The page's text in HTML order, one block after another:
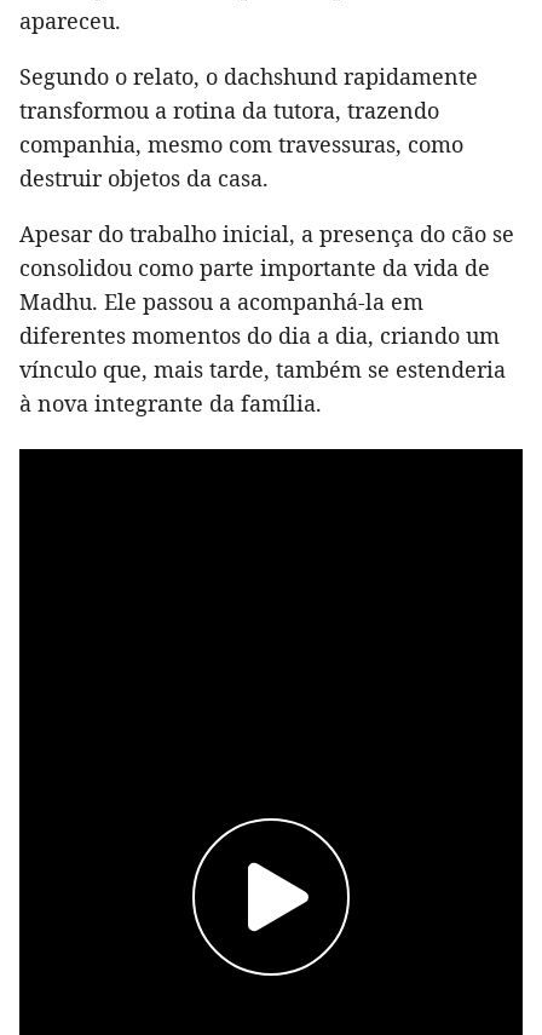
apareceu.
Segundo o relato, o dachshund rapidamente
transformou a rotina da tutora, trazendo
companhia, mesmo com travessuras, como
destruir objetos da casa.
Apesar do trabalho inicial, a presença do cão se
consolidou como parte importante da vida de
Madhu. Ele passou a acompanhá-la em
diferentes momentos do dia a dia, criando um
vínculo que, mais tarde, também se estenderia
à nova integrante da família.